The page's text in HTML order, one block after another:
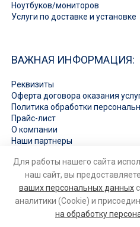
Ноутбуков/мониторов
Услуги по доставке и установке
ВАЖНАЯ ИНФОРМАЦИЯ:
Реквизиты
Оферта договора оказания
Политика обработки
Прайс-лист
О компании
Наши партнеры
Ответы на вопросы
Ремонт бытовой
Для работы нашего сайта
наш сайт, вы предоставляете
ваших персональных данных
аналитики (Cookie) и
на обработку